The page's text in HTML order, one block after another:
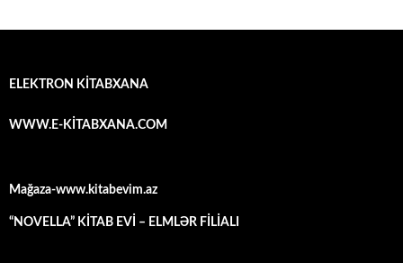
ELEKTRON KİTABXANA
WWW.E-KİTABXANA.COM
Mağaza-www.kitabevim.az
“NOVELLA” KİTAB EVİ – ELMLƏR FİLİALI